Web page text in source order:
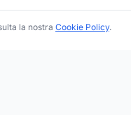
la nostra Cookie Policy.